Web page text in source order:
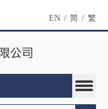
EN / 简 / 繁